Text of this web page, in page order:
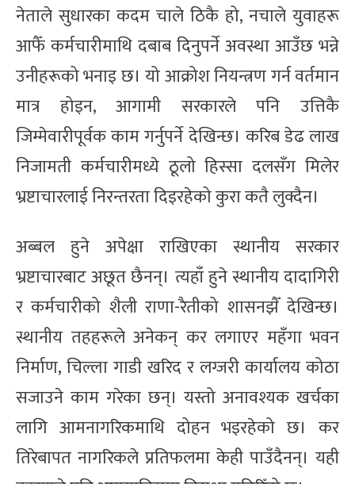
नेताले सुधारका कदम चाले ठिकै हो, नचाले युवाहरू
आफैँ कर्मचारीमाथि दबाब दिनुपर्ने अवस्था आउँछ भन्ने
उनीहरूको भनाइ छ। यो आक्रोश नियन्त्रण गर्न वर्तमान
मात्र होइन, आगामी सरकारले पनि उत्तिकै
जिम्मेवारीपूर्वक काम गर्नुपर्ने देखिन्छ। करिब डेढ लाख
निजामती कर्मचारीमध्ये ठूलो हिस्सा दलसँग मिलेर
भ्रष्टाचारलाई निरन्तरता दिइरहेको कुरा कतै लुक्दैन।
अब्बल हुने अपेक्षा राखिएका स्थानीय सरकार
भ्रष्टाचारबाट अछूत छैनन्। त्यहाँ हुने स्थानीय दादागिरी
र कर्मचारीको शैली राणा-रैतीको शासनझैँ देखिन्छ।
स्थानीय तहहरूले अनेकन् कर लगाएर महँगा भवन
निर्माण, चिल्ला गाडी खरिद र लग्जरी कार्यालय कोठा
सजाउने काम गरेका छन्। यस्तो अनावश्यक खर्चका
लागि आमनागरिकमाथि दोहन भइरहेको छ। कर
तिरेबापत नागरिकले प्रतिफलमा केही पाउँदैनन्। यही